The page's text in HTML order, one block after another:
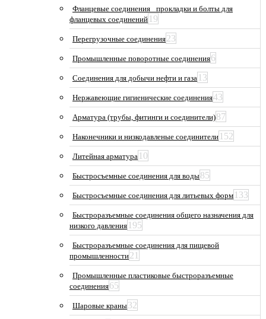
Фланцевые соединения_ прокладки и болты для
фланцевых соединений 19
Перегрузочные соединения23
Промышленные поворотные соединения6
Соединения для добычи нефти и газа 13
Нержавеющие гигиенические соединения43
Арматура (трубы, фитинги и соединители)87
Наконечники и низкодавленые соединители 152
Литейная арматура 10
Быстросъемные соединения для воды85
Быстросъемные соединения для литьевых форм 133
Быстроразъемные соединения общего назначения для
низкого давления 195
Быстроразъемные соединения для пищевой
промышленности21
Промышленные пластиковые быстроразъемные
соединения65
Шаровые краны32